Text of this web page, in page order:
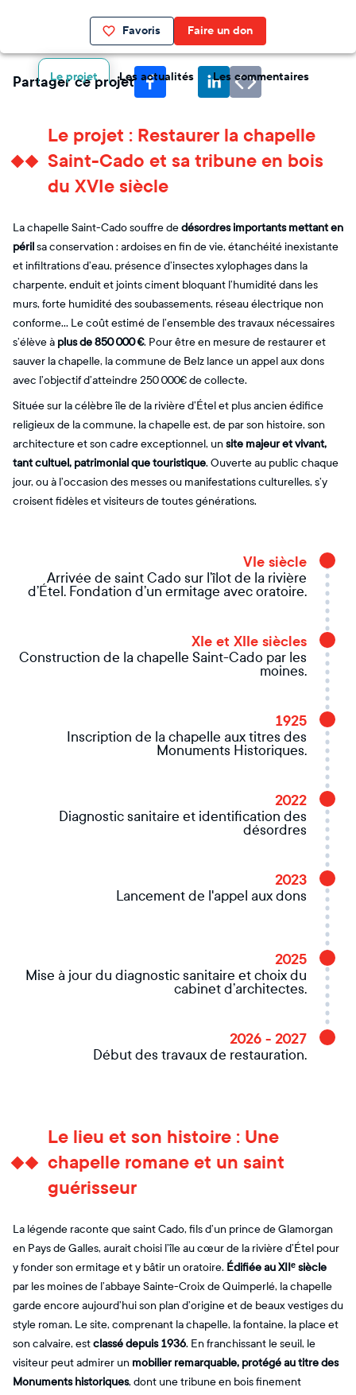
Favoris Faire un don
Le projet Les actualités Les commentaires
Partager ce projet
Le projet : Restaurer la chapelle
Saint-Cado et sa tribune en bois
du XVIe siècle
La chapelle Saint-Cado souffre dedésordres importants mettant en
périlsa conservation : ardoises en fin de vie, étanchéité inexistante
et infiltrations d’eau, présence d’insectes xylophages dans la
charpente, enduit et joints ciment bloquant l’humidité dans les
murs, forte humidité des soubassements, réseau électrique non
conforme… Le coût estimé de l’ensemble des travaux nécessaires
s’élève à plus de 850 000 €. Pour être en mesure de restaurer et
sauver la chapelle, la commune de Belz lance un appel aux dons
avec l’objectif d’atteindre 250 000€ de collecte.
Située sur la célèbre île de la rivière d’Étel et plus ancien édifice
religieux de la commune, la chapelle est, de par son histoire, son
architecture et son cadre exceptionnel, unsite majeur et vivant,
tant cultuel, patrimonial que touristique. Ouverte au public chaque
jour, ou à l’occasion des messes ou manifestations culturelles, s’y
croisent fidèles et visiteurs de toutes générations.
VIe siècle
Arrivée de saint Cado sur l’îlot de la rivière
d’Étel. Fondation d’un ermitage avec oratoire.
XIe et XIIe siècles
Construction de la chapelle Saint-Cado par les
moines.
1925
Inscription de la chapelle aux titres des
Monuments Historiques.
2022
Diagnostic sanitaire et identification des
désordres
2023
Lancement de l'appel aux dons
2025
Mise à jour du diagnostic sanitaire et choix du
cabinet d’architectes.
2026 - 2027
Début des travaux de restauration.
Le lieu et son histoire : Une
chapelle romane et un saint
guérisseur
La légende raconte que saint Cado, fils d’un prince de Glamorgan
en Pays de Galles, aurait choisi l’île au cœur de la rivière d’Étel pour
y fonder son ermitage et y bâtir un oratoire. Édifiée au XIIᵉ siècle
par les moines de l’abbaye Sainte-Croix de Quimperlé, la chapelle
garde encore aujourd’hui son plan d’origine et de beaux vestiges du
style roman. Le site, comprenant la chapelle, la fontaine, la place et
son calvaire, estclassé depuis 1936. En franchissant le seuil, le
visiteur peut admirer un mobilier remarquable, protégé au titre des
Monuments historiques, dont une tribune en bois finement